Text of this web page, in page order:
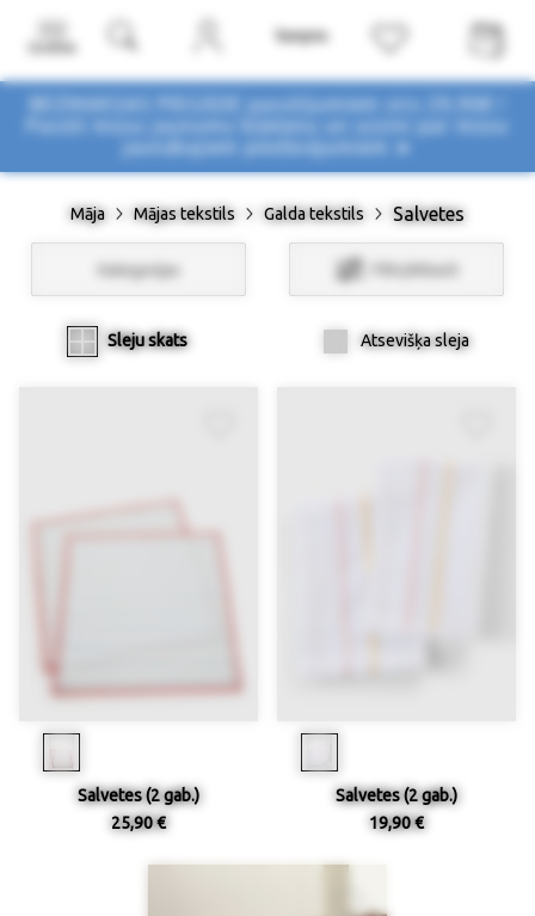
BEZMAKSAS PIEGĀDE pasūtījumiem virs 29,90€ !
Pasūti mūsu jaunumu biļetenu un uzzini par mūsu
Māja Mājas tekstils Galda tekstils Salvetes
Kategorijas Filtri/Atlasīt
Sleju skats Atsevišķa sleja
Salvetes (2 gab.)
25,90 €
Salvetes (2 gab.)
19,90 €